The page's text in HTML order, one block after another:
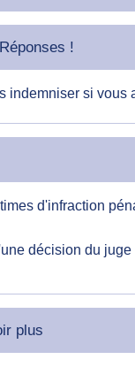
!
indemniser si vous
d'infraction
décision du juge
plus